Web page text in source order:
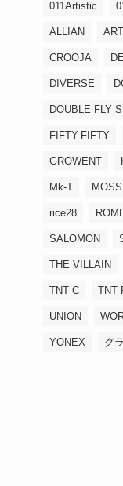
011Artistic
ALLIAN
CROOJA
DIVERSE
DOUBLE FLY
FIFTY-FIFTY
GROWENT
Mk-T MOSS
rice28
SALOMON
THE VILLAIN
TNT C TNT
UNION
YONEX グ